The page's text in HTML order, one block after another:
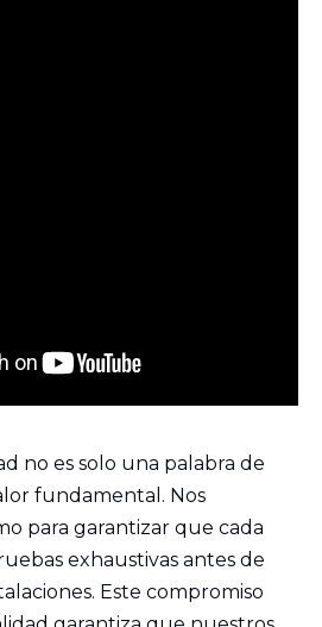
no es solo una palabra de
fundamental. Nos
para garantizar que cada
exhaustivas antes de
Este compromiso